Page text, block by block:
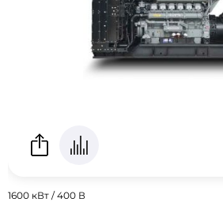
1600 кВт / 400 В